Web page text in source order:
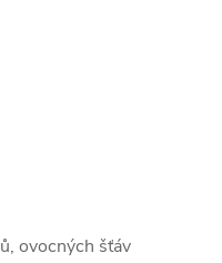
ovocných šťáv